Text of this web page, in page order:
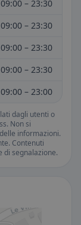
09:00 – 23:30
09:00 – 23:30
09:00 – 23:30
09:00 – 23:30
09:00 – 23:00
dagli utenti o
Non si
informazioni.
Contenuti
di segnalazione.